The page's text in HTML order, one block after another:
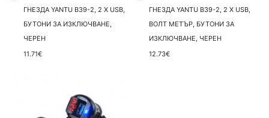
ГНЕЗДА YANTU B39-2, 2 X USB,
БУТОНИ ЗА ИЗКЛЮЧВАНЕ,
ЧЕРЕН
11.71€
ГНЕЗДА YANTU B39-2, 2 X USB,
ВОЛТ МЕТЪР, БУТОНИ ЗА
ИЗКЛЮЧВАНЕ, ЧЕРЕН
12.73€